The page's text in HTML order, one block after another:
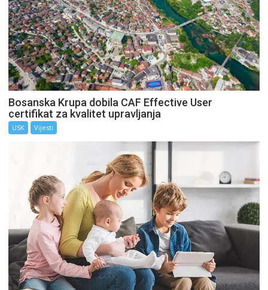
Bosanska Krupa dobila CAF Effective User
certifikat za kvalitet upravljanja
USK Vijesti